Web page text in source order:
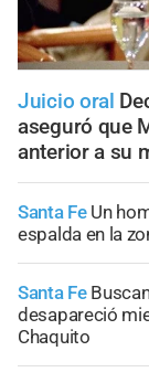
Juicio oral
aseguró que
anterior a su
Santa Fe Un
espalda en la
Santa Fe
desapareció
Chaquito